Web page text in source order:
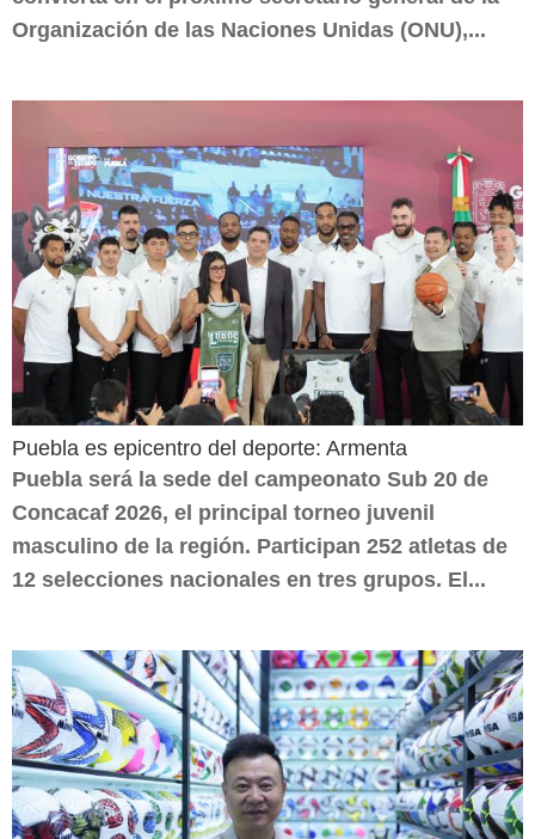
Organización de las Naciones Unidas (ONU),...
Puebla es epicentro del deporte: Armenta
Puebla será la sede del campeonato Sub 20 de
Concacaf 2026, el principal torneo juvenil
masculino de la región. Participan 252 atletas de
12 selecciones nacionales en tres grupos. El...